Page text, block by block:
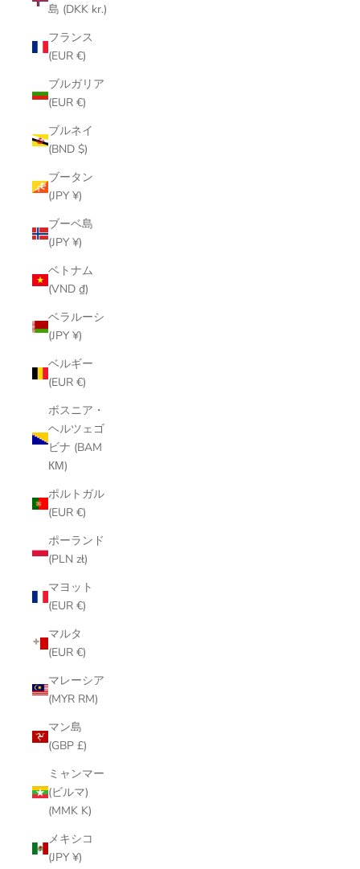
島 (DKK kr.)
フランス
(EUR €)
ブルガリア
(EUR €)
ブルネイ
(BND $)
ブータン
(JPY ¥)
ブーベ島
(JPY ¥)
ベトナム
(VND ₫)
ベラルーシ
(JPY ¥)
ベルギー
(EUR €)
ボスニア・
ヘルツェゴ
ビナ (BAM
КМ)
ポルトガル
(EUR €)
ポーランド
(PLN zł)
マヨット
(EUR €)
マルタ
(EUR €)
マレーシア
(MYR RM)
マン島
(GBP £)
ミャンマー
(ビルマ)
(MMK K)
メキシコ
(JPY ¥)